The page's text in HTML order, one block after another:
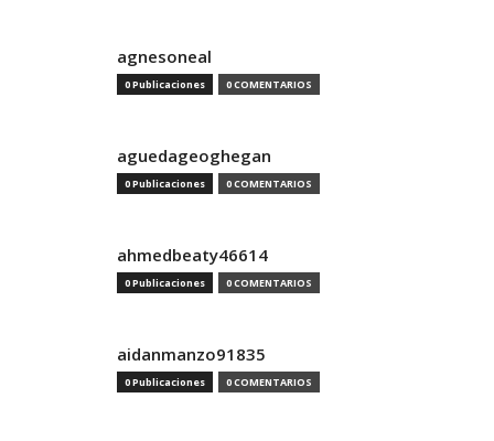
agnesoneal
0 Publicaciones 0 COMENTARIOS
aguedageoghegan
0 Publicaciones 0 COMENTARIOS
ahmedbeaty46614
0 Publicaciones 0 COMENTARIOS
aidanmanzo91835
0 Publicaciones 0 COMENTARIOS